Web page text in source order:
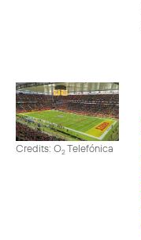
Credits: O2Telefónica